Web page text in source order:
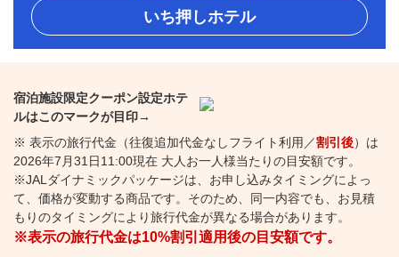
いち押しホテル
宿泊施設限定クーポン設定ホテ
ルはこのマークが目印→
※ 表示の旅行代金（往復追加代金なしフライト利用／割引後）は
2026年7月31日11:00現在 大人お一人様当たりの目安額です。
※JALダイナミックパッケージは、お申し込みタイミングによっ
て、価格が変動する商品です。そのため、同一内容でも、お見積
もりのタイミングにより旅行代金が異なる場合があります。
※表示の旅行代金は10%割引適用後の目安額です。